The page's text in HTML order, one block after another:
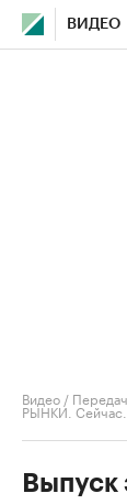
ВИДЕО
Видео /
РЫНКИ. Сейчас.
Выпуск